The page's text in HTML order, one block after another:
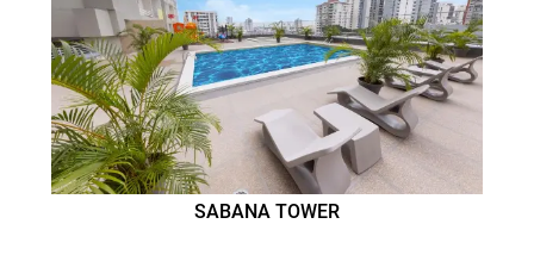
SABANA TOWER